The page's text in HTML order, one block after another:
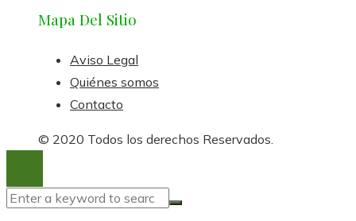
Mapa Del Sitio
Aviso Legal
Quiénes somos
Contacto
© 2020 Todos los derechos Reservados.